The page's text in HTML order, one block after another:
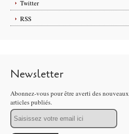
Twitter
RSS
Newsletter
Abonnez-vous pour être averti des nouveaux
articles publiés.
Email